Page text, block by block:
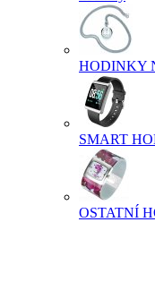
HODINKY
SMART
OSTATNÍ